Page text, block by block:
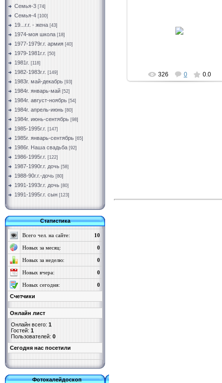
Семья-3 [74]
Семья-4 [100]
19...г.г. - жена [43]
1974-моя школа [18]
1977-1979г.г. армия [40]
1979-1981г.г. [50]
1981г. [118]
1982-1983г.г. [149]
1983г. май-декабрь [93]
1984г. январь-май [52]
1984г. август-ноябрь [54]
1984г. апрель-июнь [80]
1984г. июнь-сентябрь [98]
1985-1995г.г. [147]
1985г. январь-сентябрь [65]
1986г. Наша свадьба [92]
1986-1995г.г. [122]
1987-1990г.г. дочь [58]
1988-90г.г.-дочь [80]
1991-1993г.г. дочь [80]
1991-1995г.г. сын [123]
Статистика
Всего чел. на сайте: 10
Новых за месяц: 0
Новых за неделю: 0
Новых вчера: 0
Новых сегодня:
0
Счетчики
Онлайн лист
Онлайн всего: 1
Гостей: 1
Пользователей: 0
Cегодня нас посетили
Фотокалейдоскоп
326 0 0.0